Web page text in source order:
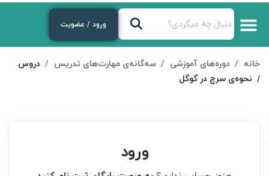
ورود / عضویت
خانه دوره‌های آموزشی سه‌گانه‌ی مهارت‌های تدریس
دروس
نحوه‌ی سرچ در گوگل
ورود